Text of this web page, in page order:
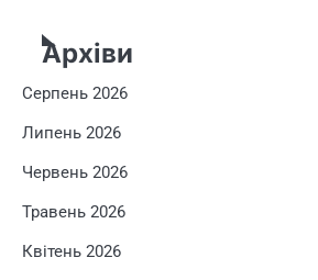
Архіви
Серпень 2026
Липень 2026
Червень 2026
Травень 2026
Квітень 2026